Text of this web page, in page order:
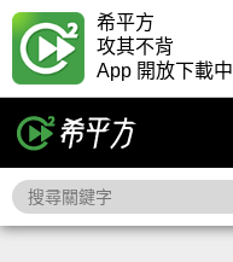
希平方
攻其不背
App 開放下載中